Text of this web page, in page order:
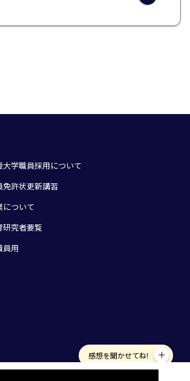
感想を聞かせてね!
大学職員採用について
免許状更新講習
について
研究者要覧
員用